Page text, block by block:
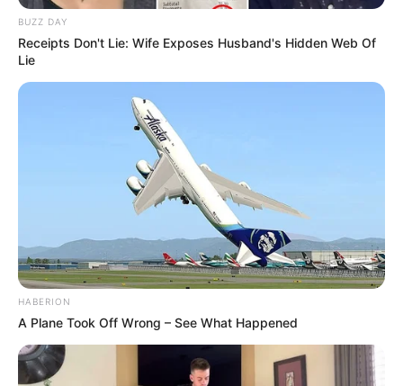
Tampil Lebih Modern, 7 Potret
Hasil Renovasi Rumah Berusia
BUZZ DAY
Receipts Don't Lie: Wife Exposes Husband's Hidden Web Of
Lie
HABERION
A Plane Took Off Wrong – See What Happened